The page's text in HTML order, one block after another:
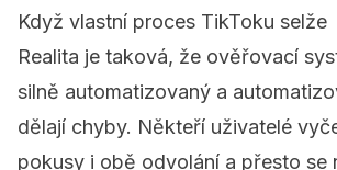
Když vlastní proces TikToku selže
Realita je taková, že ověřovací
silně automatizovaný a
dělají chyby. Někteří uživatelé
pokusy i obě odvolání a přesto se